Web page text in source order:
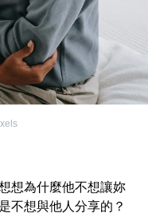
想為什麼他不想讓妳
不想與他人分享的？